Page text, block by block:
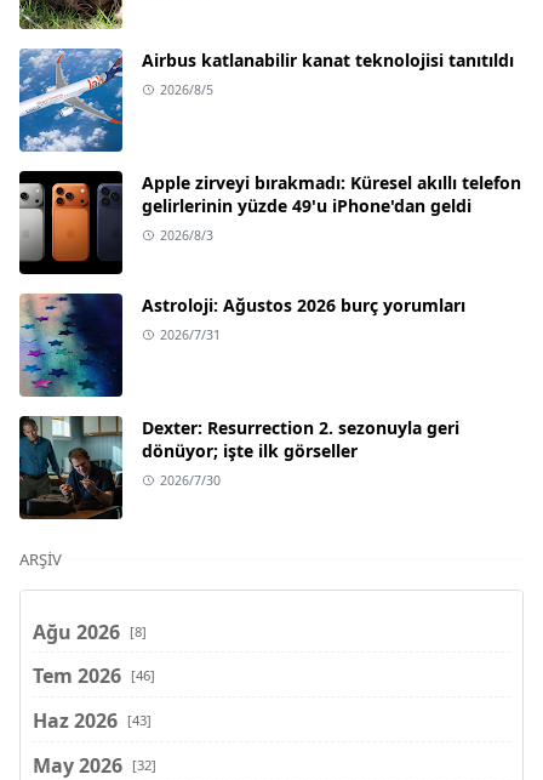
Airbus katlanabilir kanat teknolojisi tanıtıldı
2026/8/5
Apple zirveyi bırakmadı: Küresel akıllı telefon
gelirlerinin yüzde 49'u iPhone'dan geldi
2026/8/3
Astroloji: Ağustos 2026 burç yorumları
2026/7/31
Dexter: Resurrection 2. sezonuyla geri
dönüyor; işte ilk görseller
2026/7/30
ARŞIV
Ağu 2026 [8]
Tem 2026 [46]
Haz 2026 [43]
May 2026 [32]